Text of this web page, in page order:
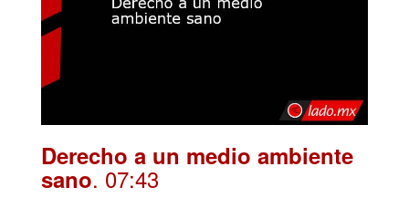
Derecho a un medio ambiente
sano. 07:43